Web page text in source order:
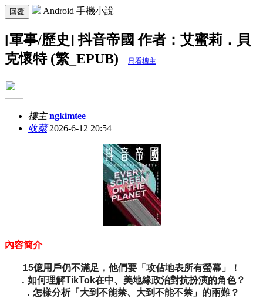
回覆 Android 手機小說
[軍事/歷史] 抖音帝國 作者：艾蜜莉．貝
克懷特 (繁_EPUB)
只看樓主
樓主 ngkimtee
收藏2026-6-12 20:54
內容簡介
15億用戶仍不滿足，他們要「攻佔地表所有螢幕」！
．如何理解TikTok在中、美地緣政治對抗扮演的角色？
．怎樣分析「大到不能禁、大到不能不禁」的兩難？